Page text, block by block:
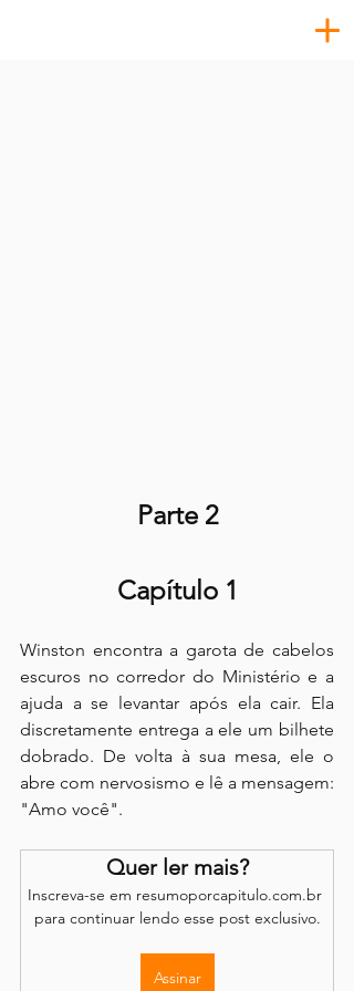
Parte 2
Capítulo 1
Winston encontra a garota de cabelos
escuros no corredor do Ministério e a
ajuda a se levantar após ela cair. Ela
discretamente entrega a ele um bilhete
dobrado. De volta à sua mesa, ele o
abre com nervosismo e lê a mensagem:
"Amo você".
Quer ler mais?
Inscreva-se em resumoporcapitulo.com.br
para continuar lendo esse post exclusivo.
Assinar